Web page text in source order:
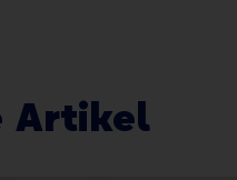
Artikel